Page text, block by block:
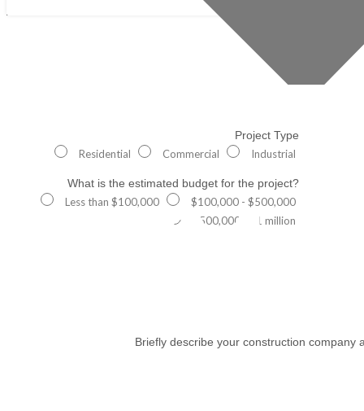
Project Type
Residential
Commercial Industrial
What is the estimated budget for the project?
Less than $100,000
$100,000 - $500,000
$500,000 - $1 million
Briefly describe your construction company
404